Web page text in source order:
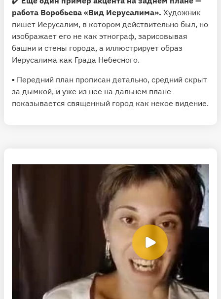
работа Воробьева «Вид Иерусалима». Художник
пишет Иерусалим, в котором действительно был, но
изображает его не как этнограф, зарисовывая
башни и стены города, а иллюстрирует образ
Иерусалима как Града Небесного.
▪️ Передний план прописан детально, средний скрыт
за дымкой, и уже из нее на дальнем плане
показывается священный город как некое видение.